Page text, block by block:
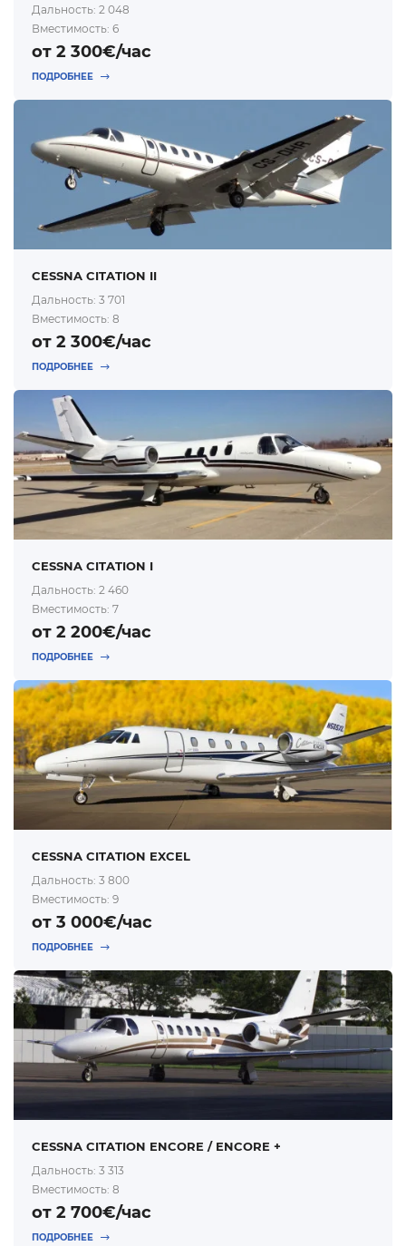
Дальность: 2 048
Вместимость: 6
от 2 300€/час
ПОДРОБНЕЕ
CESSNA CITATION II
Дальность: 3 701
Вместимость: 8
от 2 300€/час
ПОДРОБНЕЕ
CESSNA CITATION I
Дальность: 2 460
Вместимость: 7
от 2 200€/час
ПОДРОБНЕЕ
CESSNA CITATION EXCEL
Дальность: 3 800
Вместимость: 9
от 3 000€/час
ПОДРОБНЕЕ
CESSNA CITATION ENCORE / ENCORE +
Дальность: 3 313
Вместимость: 8
от 2 700€/час
ПОДРОБНЕЕ